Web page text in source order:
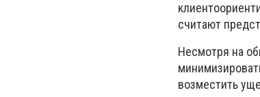
считают
Несмотря на
возместить